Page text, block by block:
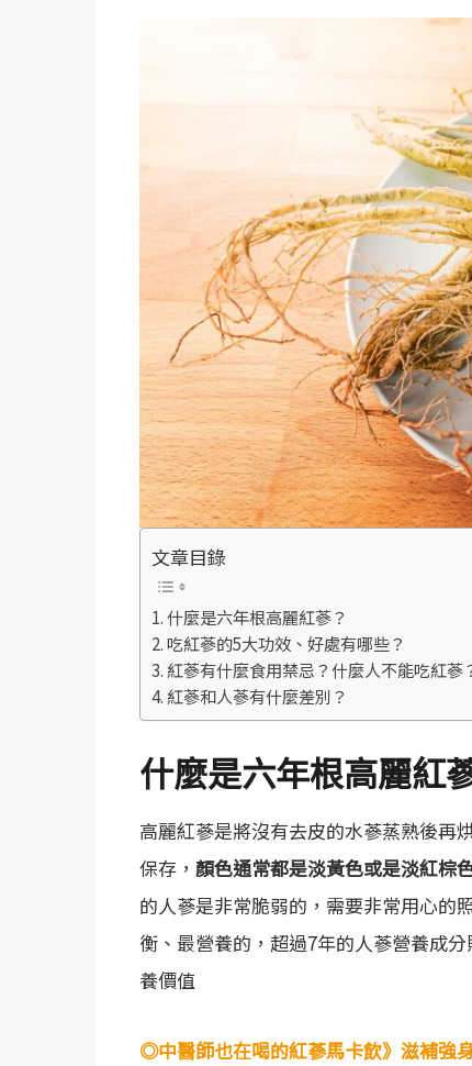
文章目錄
什麼是六年根高麗紅蔘？
吃紅蔘的5大功效、好處有哪些？
紅蔘有什麼食用禁忌？什麼人不能吃紅蔘
紅蔘和人蔘有什麼差別？
什麼是六年根高麗紅
高麗紅蔘是將沒有去皮的水蔘蒸熟後再
保存， 顏色通常都是淡黃色或是淡紅棕
的人蔘是非常脆弱的，需要非常用心的
衡、最營養的，超過7年的人蔘營養成
養價值
◎中醫師也在喝的紅蔘馬卡飲》滋補強